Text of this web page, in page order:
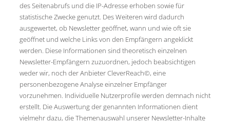
des Seitenabrufs und die IP-Adresse erhoben sowie für
statistische Zwecke genutzt. Des Weiteren wird dadurch
ausgewertet, ob Newsletter geöffnet, wann und wie oft sie
geöffnet und welche Links von den Empfängern angeklickt
werden. Diese Informationen sind theoretisch einzelnen
Newsletter-Empfängern zuzuordnen, jedoch beabsichtigen
weder wir, noch der Anbieter CleverReach©, eine
personenbezogene Analyse einzelner Empfänger
vorzunehmen. Individuelle Nutzerprofile werden demnach nicht
erstellt. Die Auswertung der genannten Informationen dient
vielmehr dazu, die Themenauswahl unserer Newsletter-Inhalte